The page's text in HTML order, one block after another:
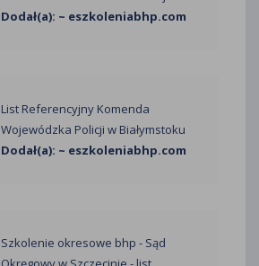
Dodał(a): ~ eszkoleniabhp.com
List Referencyjny Komenda
Wojewódzka Policji w Białymstoku
Dodał(a): ~ eszkoleniabhp.com
Szkolenie okresowe bhp - Sąd